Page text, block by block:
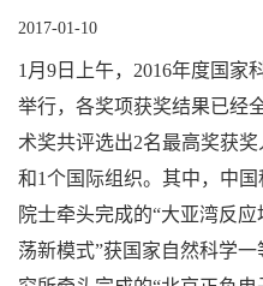
2017-01-10
1月9日上午，2016年度国家
举行，各奖项获奖结果已经
术奖共评选出2名最高奖获
和1个国际组织。其中，中
院士牵头完成的“大亚湾反
荡新模式”获国家自然科学